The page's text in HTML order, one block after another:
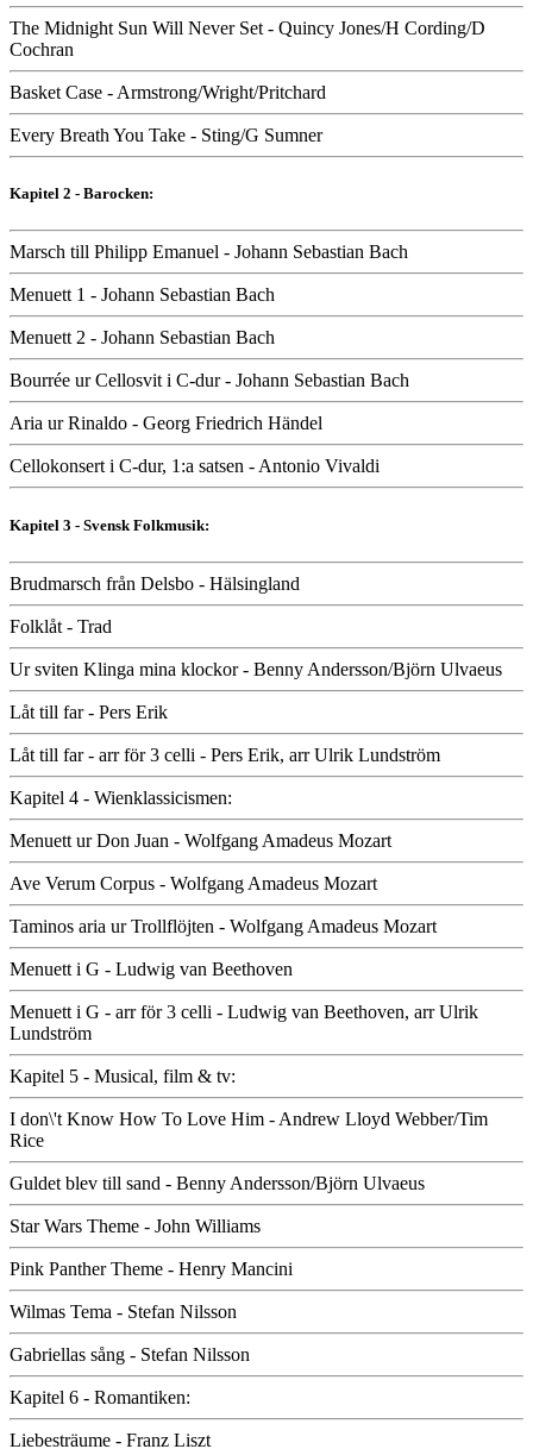
The Midnight Sun Will Never Set - Quincy Jones/H Cording/D
Cochran
Basket Case - Armstrong/Wright/Pritchard
Every Breath You Take - Sting/G Sumner
Kapitel 2 - Barocken:
Marsch till Philipp Emanuel - Johann Sebastian Bach
Menuett 1 - Johann Sebastian Bach
Menuett 2 - Johann Sebastian Bach
Bourrée ur Cellosvit i C-dur - Johann Sebastian Bach
Aria ur Rinaldo - Georg Friedrich Händel
Cellokonsert i C-dur, 1:a satsen - Antonio Vivaldi
Kapitel 3 - Svensk Folkmusik:
Brudmarsch från Delsbo - Hälsingland
Folklåt - Trad
Ur sviten Klinga mina klockor - Benny Andersson/Björn Ulvaeus
Låt till far - Pers Erik
Låt till far - arr för 3 celli - Pers Erik, arr Ulrik Lundström
Kapitel 4 - Wienklassicismen:
Menuett ur Don Juan - Wolfgang Amadeus Mozart
Ave Verum Corpus - Wolfgang Amadeus Mozart
Taminos aria ur Trollflöjten - Wolfgang Amadeus Mozart
Menuett i G - Ludwig van Beethoven
Menuett i G - arr för 3 celli - Ludwig van Beethoven, arr Ulrik
Lundström
Kapitel 5 - Musical, film & tv:
I don\'t Know How To Love Him - Andrew Lloyd Webber/Tim
Rice
Guldet blev till sand - Benny Andersson/Björn Ulvaeus
Star Wars Theme - John Williams
Pink Panther Theme - Henry Mancini
Wilmas Tema - Stefan Nilsson
Gabriellas sång - Stefan Nilsson
Kapitel 6 - Romantiken:
Liebesträume - Franz Liszt